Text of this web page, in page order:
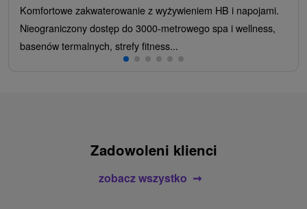
Komfortowe zakwaterowanie z wyżywieniem HB i napojami.
Nieograniczony dostęp do 3000-metrowego spa i wellness,
basenów termalnych, strefy fitness...
Zadowoleni klienci
zobacz wszystko